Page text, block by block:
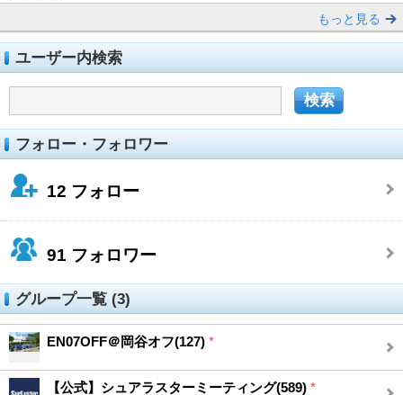
もっと見る
ユーザー内検索
フォロー・フォロワー
12 フォロー
91 フォロワー
グループ一覧 (3)
EN07OFF＠岡谷オフ(127) *
【公式】シュアラスターミーティング(589) *